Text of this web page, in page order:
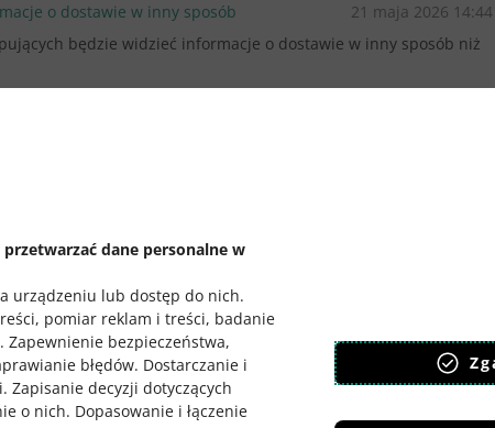
dane personalne w
urządzeniu lub dostęp do nich.
pomiar reklam i treści, badanie
. Zapewnienie bezpieczeństwa,
błędów. Dostarczanie i
. Zapisanie decyzji dotyczących
o nich. Dopasowanie i łączenie
o dostawie w inny sposób
21 maja 2026 14:44
będzie widzieć informacje o dostawie w inny sposób niż